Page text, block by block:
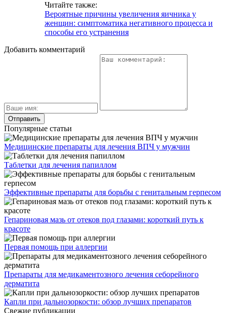
Читайте также:
Вероятные причины увеличения яичника у
женщин: симптоматика негативного процесса и
способы его устранения
Добавить комментарий
Популярные статьи
Медицинские препараты для лечения ВПЧ у мужчин
Таблетки для лечения папиллом
Эффективные препараты для борьбы с генитальным герпесом
Гепариновая мазь от отеков под глазами: короткий путь к
красоте
Первая помощь при аллергии
Препараты для медикаментозного лечения себорейного
дерматита
Капли при дальнозоркости: обзор лучших препаратов
Свежие публикации